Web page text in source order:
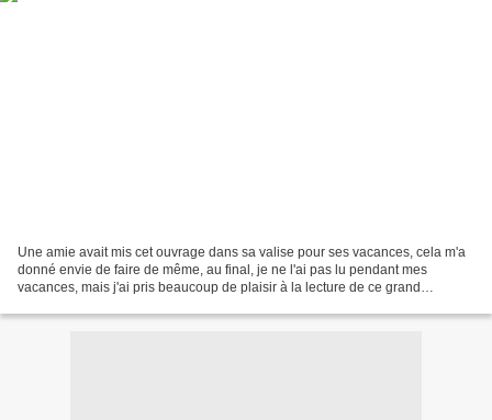
Une amie avait mis cet ouvrage dans sa valise pour ses vacances, cela m'a
donné envie de faire de même, au final, je ne l'ai pas lu pendant mes
vacances, mais j'ai pris beaucoup de plaisir à la lecture de ce grand